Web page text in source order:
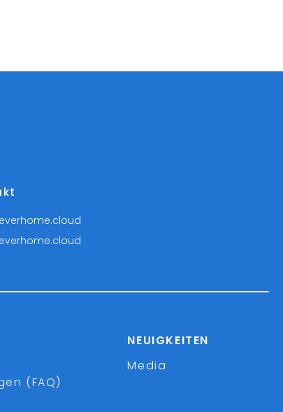
(FAQ)
NEUIGKEITEN
Media